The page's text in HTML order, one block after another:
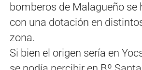
bomberos de Malagueño se
con una dotación en
zona.
Si bien el origen sería en